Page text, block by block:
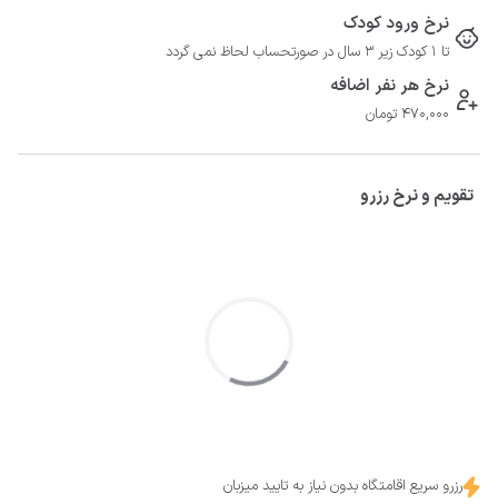
نرخ ورود کودک
تا 1 کودک زیر 3 سال در صورتحساب لحاظ نمی گردد
نرخ هر نفر اضافه
470,000 تومان
تقویم و نرخ رزرو
رزرو سریع اقامتگاه بدون نیاز به تایید میزبان